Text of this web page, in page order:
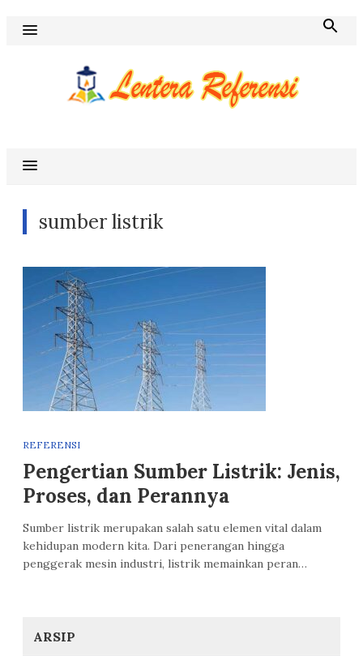
Skip
sumber listrik
REFERENSI
Pengertian Sumber Listrik: Jenis,
Proses, dan Perannya
Sumber listrik merupakan salah satu elemen vital dalam
kehidupan modern kita. Dari penerangan hingga
penggerak mesin industri, listrik memainkan peran…
ARSIP